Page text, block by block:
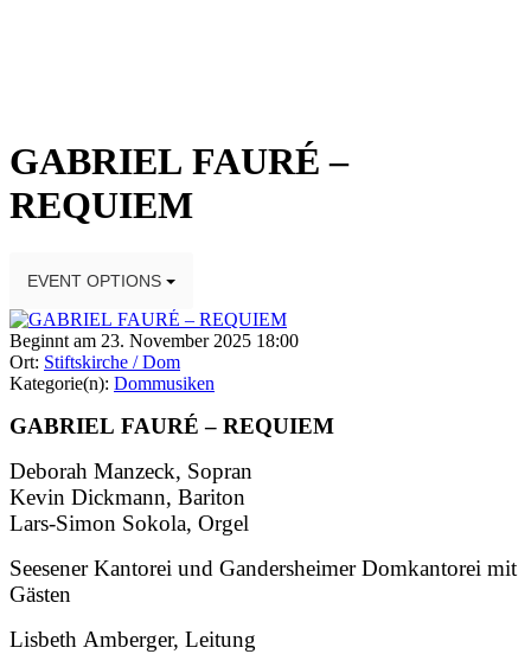
GABRIEL FAURÉ –
REQUIEM
EVENT OPTIONS
Beginnt am 23. November 2025 18:00
Ort: Stiftskirche / Dom
Kategorie(n): Dommusiken
GABRIEL FAURÉ – REQUIEM
Deborah Manzeck, Sopran
Kevin Dickmann, Bariton
Lars-Simon Sokola, Orgel
Seesener Kantorei und Gandersheimer Domkantorei mit
Gästen
Lisbeth Amberger, Leitung